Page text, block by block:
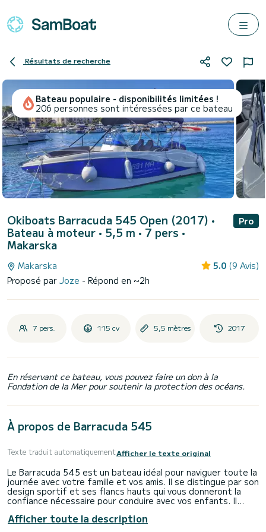
Résultats de recherche
Bateau populaire - disponibilités limitées !
206 personnes sont intéressées par ce bateau
Okiboats Barracuda 545 Open (2017) •
Bateau à moteur • 5,5 m • 7 pers •
Makarska
Pro
Makarska 5.0 (9 Avis)
Proposé par Joze - Répond en ~2h
7 pers. 115 cv 5,5 mètres 2017
En réservant ce bateau, vous pouvez faire un don à la
Fondation de la Mer pour soutenir la protection des océans.
À propos de Barracuda 545
Texte traduit automatiquementAfficher le texte original
Le Barracuda 545 est un bateau idéal pour naviguer toute la
journée avec votre famille et vos amis. Il se distingue par son
design sportif et ses flancs hauts qui vous donneront la
confiance nécessaire pour conduire avec vos enfants. Il
Il dispose de suffisamment d'espace pour prendre un bain de
Afficher toute la description